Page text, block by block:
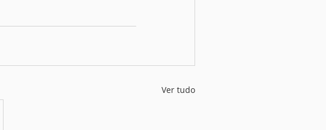
Ver tudo